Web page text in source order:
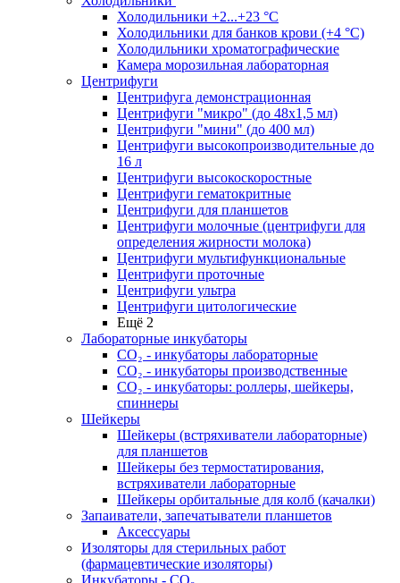
Холодильники +2...+23 °С
Холодильники для банков крови (+4 °С)
Холодильники хроматографические
Камера морозильная лабораторная
Центрифуги
Центрифуга демонстрационная
Центрифуги "микро" (до 48x1,5 мл)
Центрифуги "мини" (до 400 мл)
Центрифуги высокопроизводительные до
16 л
Центрифуги высокоскоростные
Центрифуги гематокритные
Центрифуги для планшетов
Центрифуги молочные (центрифуги для
определения жирности молока)
Центрифуги мультифункциональные
Центрифуги проточные
Центрифуги ультра
Центрифуги цитологические
Ещё 2
Лабораторные инкубаторы
СО₂ - инкубаторы лабораторные
СО₂ - инкубаторы производственные
СО₂ - инкубаторы: роллеры, шейкеры,
спиннеры
Шейкеры
Шейкеры (встряхиватели лабораторные)
для планшетов
Шейкеры без термостатирования,
встряхиватели лабораторные
Шейкеры орбитальные для колб (качалки)
Запаиватели, запечатыватели планшетов
Аксессуары
Изоляторы для стерильных работ
(фармацевтические изоляторы)
Инкубаторы - CO₂